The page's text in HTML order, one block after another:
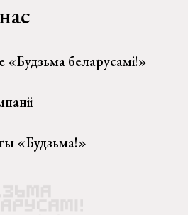
беларусамі!»
«Будзьма!»